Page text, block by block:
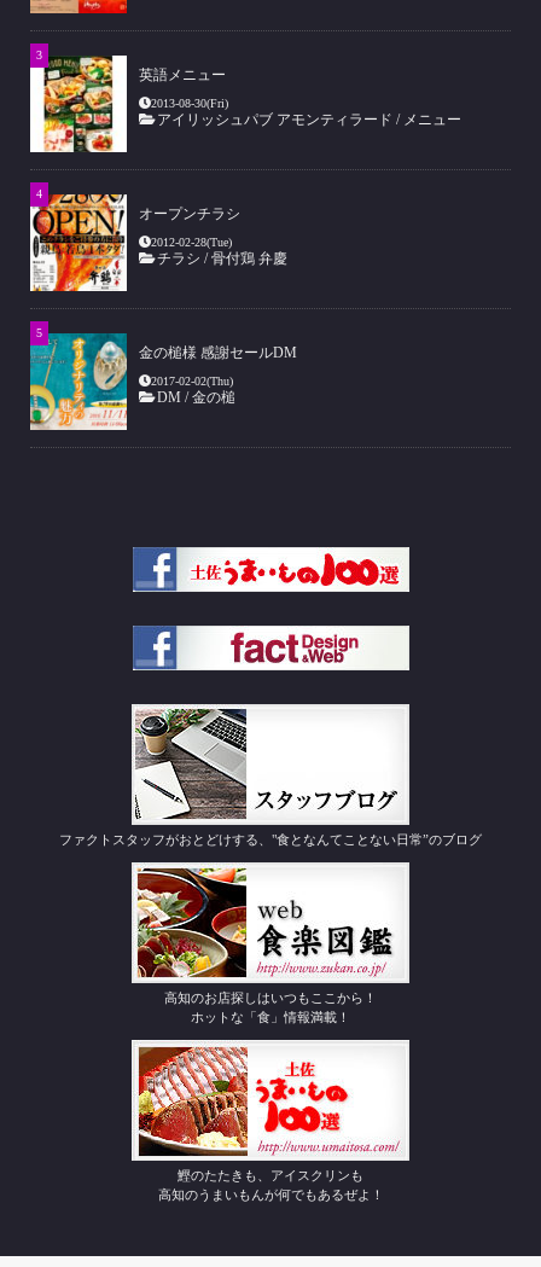
英語メニュー
2013-08-30(Fri)
アイリッシュパブ アモンティラード / メニュー
オープンチラシ
2012-02-28(Tue)
チラシ /骨付鶏 弁慶
金の槌様 感謝セールDM
2017-02-02(Thu)
DM /金の槌
ファクトスタッフがおとどけする、"食となんてことない日常”のブログ
高知のお店探しはいつもここから！
ホットな「食」情報満載！
鰹のたたきも、アイスクリンも
高知のうまいもんが何でもあるぜよ！